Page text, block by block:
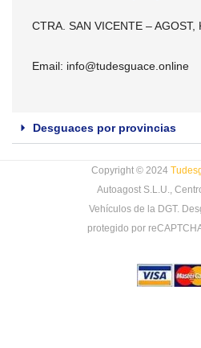
CTRA. SAN VICENTE – AGOST,
Email: info@tudesguace.online
Desguaces por provincias
Copyright © 2024
Autoagost S.L.U.,
Vehículos de la DGT.
protegido por